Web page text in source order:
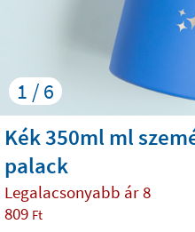
1 / 6
Kék 350ml ml
palack
Legalacsonyabb ár8
809 Ft